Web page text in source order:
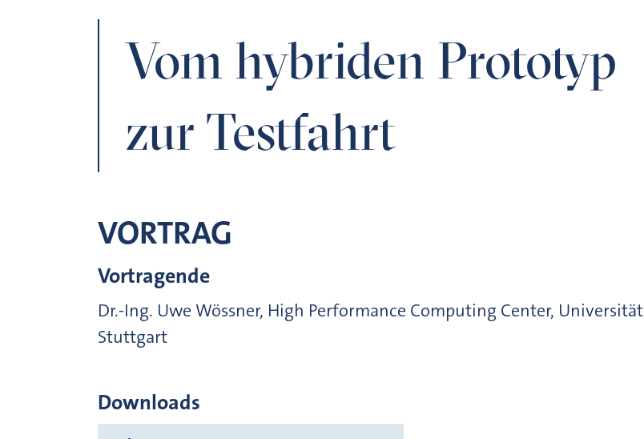
Vom hybriden Prototyp
zur Testfahrt
VORTRAG
Vortragende
Dr.-Ing. Uwe Wössner, High Performance Computing Center, Universität
Stuttgart
Downloads